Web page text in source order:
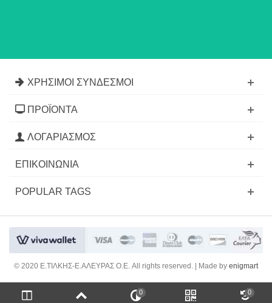
ΧΡΉΣΙΜΟΙ ΣΎΝΔΕΣΜΟΙ
ΠΡΟΪΌΝΤΑ
ΛΟΓΑΡΙΑΣΜΌΣ
ΕΠΙΚΟΙΝΩΝΊΑ
POPULAR TAGS
© 2020 E.ΤΙΛΚΗΣ-Ε.ΑΛΕΥΡΑΣ Ο.Ε. All rights reserved. | Made by enigmart
0 0